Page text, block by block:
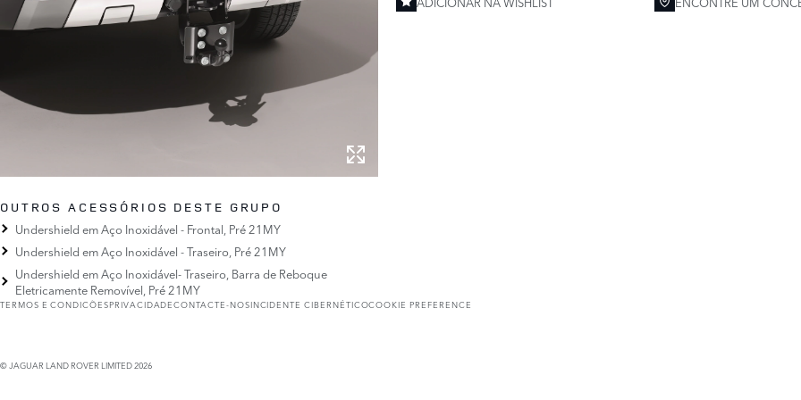
OUTROS ACESSÓRIOS DESTE GRUPO
Undershield em Aço Inoxidável - Frontal, Pré 21MY
Undershield em Aço Inoxidável - Traseiro, Pré 21MY
Undershield em Aço Inoxidável- Traseiro, Barra de Reboque
Eletricamente Removível, Pré 21MY
TERMOS E CONDICÕESPRIVACIDADECONTACTE-NOSINCIDENTE CIBERNÉTICOCOOKIE PREFERENCE
© JAGUAR LAND ROVER LIMITED 2026